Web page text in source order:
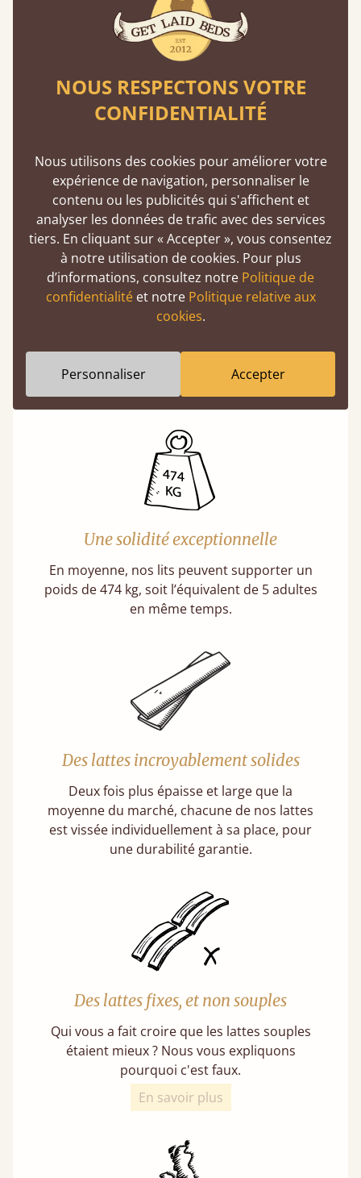
Get Laid Beds, un choix définitif : l'assurance
d'un lit à l'épreuve du temps. Nous passons
donc qu’il soit fait pour durer.
En savoir plus
De l'atelier à votre chambre
Un produit de qualité premium peut tout à fait
être abordable si vous l'achetez directement
Une solidité exceptionnelle
En moyenne, nos lits peuvent supporter un
poids de 474 kg, soit l’équivalent de 5 adultes
en même temps.
Des lattes incroyablement solides
Deux fois plus épaisse et large que la
moyenne du marché, chacune de nos lattes
est vissée individuellement à sa place, pour
une durabilité garantie.
Des lattes fixes, et non souples
Qui vous a fait croire que les lattes souples
étaient mieux ? Nous vous expliquons
pourquoi c'est faux.
En savoir plus
NOUS RESPECTONS VOTRE
CONFIDENTIALITÉ
Nous utilisons des cookies pour améliorer votre
expérience de navigation, personnaliser le
contenu ou les publicités qui s'affichent et
analyser les données de trafic avec des services
tiers. En cliquant sur « Accepter », vous consentez
à notre utilisation de cookies. Pour plus
d’informations, consultez notre Politique de
confidentialitéet notre Politique relative aux
cookies.
Personnaliser Accepter